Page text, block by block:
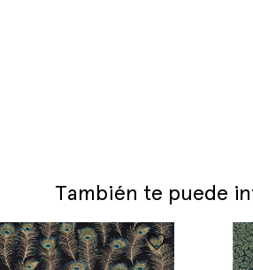
También te puede